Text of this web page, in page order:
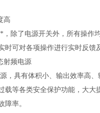
高
除了电源开关外，所有操作
时可对各项操作进行实时反馈
射频电源
，具有体积小、输出效率高、
载等各类安全保护功能，大大
障率。